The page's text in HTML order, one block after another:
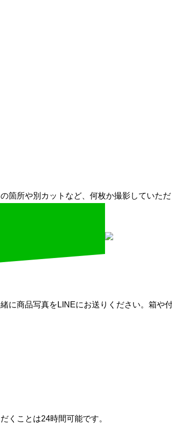
所や別カットなど、何枚か撮影していた
商品写真をLINEにお送りください。箱や
くことは24時間可能です。